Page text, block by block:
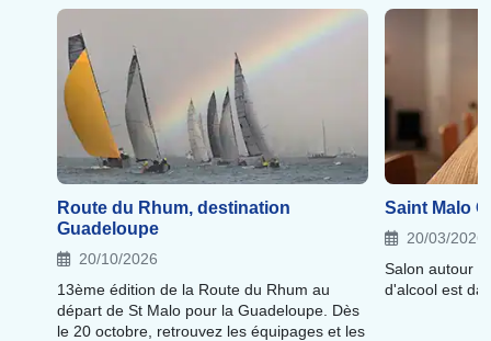
Route du Rhum, destination
Guadeloupe
20/10/2026
13ème édition de la Route du Rhum au
départ de St Malo pour la Guadeloupe. Dès
le 20 octobre, retrouvez les équipages et les
Saint Malo
20/03/2026
Salon autour de
d'alcool est